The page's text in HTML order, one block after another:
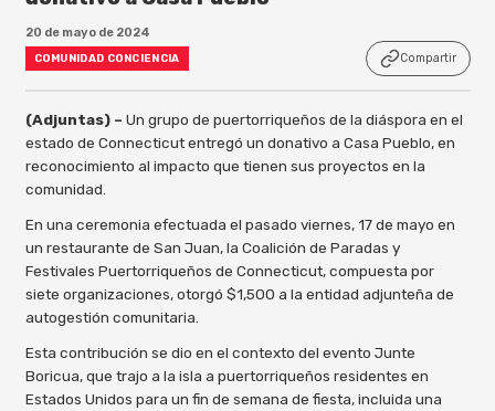
20 de mayo de 2024
COMUNIDAD CONCIENCIA Compartir
(Adjuntas) – Un grupo de puertorriqueños de la diáspora en el
estado de Connecticut entregó un donativo a Casa Pueblo, en
reconocimiento al impacto que tienen sus proyectos en la
comunidad.
En una ceremonia efectuada el pasado viernes, 17 de mayo en
un restaurante de San Juan, la Coalición de Paradas y
Festivales Puertorriqueños de Connecticut, compuesta por
siete organizaciones, otorgó $1,500 a la entidad adjunteña de
autogestión comunitaria.
Esta contribución se dio en el contexto del evento Junte
Boricua, que trajo a la isla a puertorriqueños residentes en
Estados Unidos para un fin de semana de fiesta, incluida una